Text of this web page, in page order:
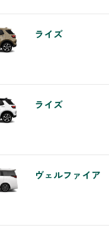
ライズ
ライズ
ヴェルファイア